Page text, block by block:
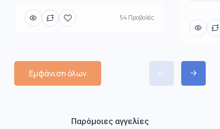
54 Προβολές
Εμφάνιση όλων
Παρόμοιες αγγελίες